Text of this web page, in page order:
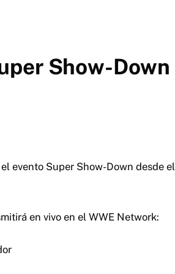
Show-Down
evento Super Show-Down desde el
en vivo en el WWE Network: